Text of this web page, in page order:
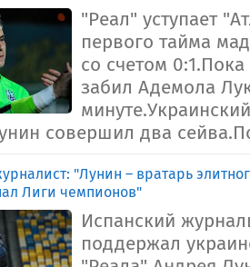
"Реал" уступает
первого тайма
со счетом
забил Адемола
совершил два
"Лунин – вратарь
Лиги чемпионов"
Испанский
поддержал